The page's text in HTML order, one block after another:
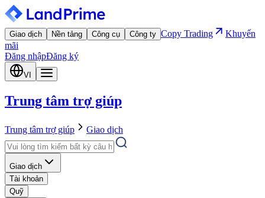
Giao dịch Nền tảng Công cụ Công ty Copy Trading
Khuyến
mãi
Đăng nhậpĐăng ký
VI
Trung tâm trợ giúp
Trung tâm trợ giúp Giao dịch
Giao dịch
Tài khoản
Quỹ